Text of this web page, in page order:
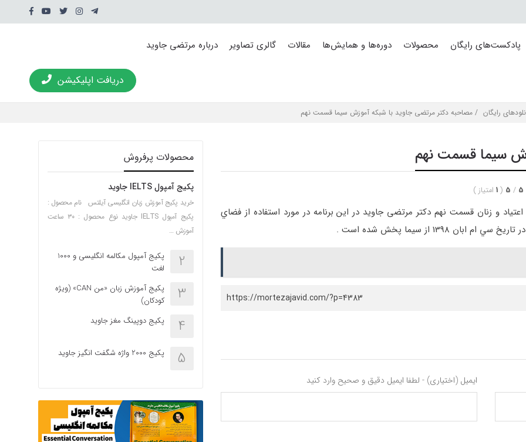
پادکست‌های رایگان محصولات دوره‌ها و همایش‌ها مقالات گالری تصاویر درباره مرتضی جاوید
دریافت اپلیکیشن
رایگان / مصاحبه دکتر مرتضی جاوید با شبکه آموزش سیما قسمت نهم
سیما قسمت نهم
5
/
5
(
1 امتیاز)
و زنان قسمت نهم دکتر مرتضی جاوید در این برنامه در مورد استفاده از فضاي
از سيما پخش شده است .
https://mortezajavid.com/?p=4383
ایمیل (اختیاری) - لطفا ایمیل دقیق و صحیح وارد کنید
محصولات پرفروش
پکیج آمپول IELTS جاوید
خرید پکیج آموزش زبان انگلیسی آیلتس نام محصول :
پکیج آمپول IELTS جاوید نوع محصول : ۳۰ ساعت
آموزش …
2
پکیج آمپول مکالمه انگلیسی و 1000
لغت
3
پکیج آموزش زبان «من CAN» (ویژه
کودکان)
4 پکیج دوپینگ مغز جاوید
5 پکیج 2000 واژه شگفت انگیز جاوید